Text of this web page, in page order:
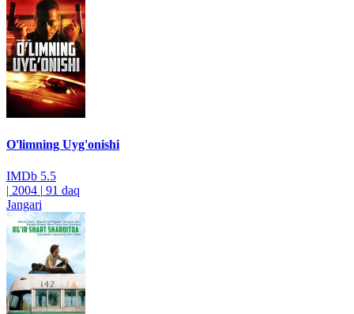
O'limning Uyg'onishi
IMDb 5.5
| 2004 | 91 daq
Jangari